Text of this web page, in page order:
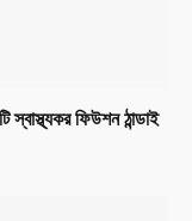
ফিউশন ঠান্ডাই